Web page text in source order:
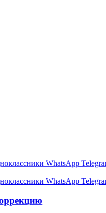
WhatsApp
WhatsApp